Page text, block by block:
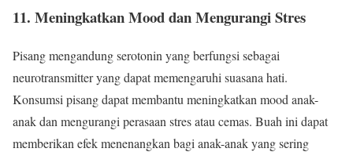
11. Meningkatkan Mood dan Mengurangi Stres
Pisang mengandung serotonin yang berfungsi sebagai
neurotransmitter yang dapat memengaruhi suasana hati.
Konsumsi pisang dapat membantu meningkatkan mood anak-
anak dan mengurangi perasaan stres atau cemas. Buah ini dapat
memberikan efek menenangkan bagi anak-anak yang sering